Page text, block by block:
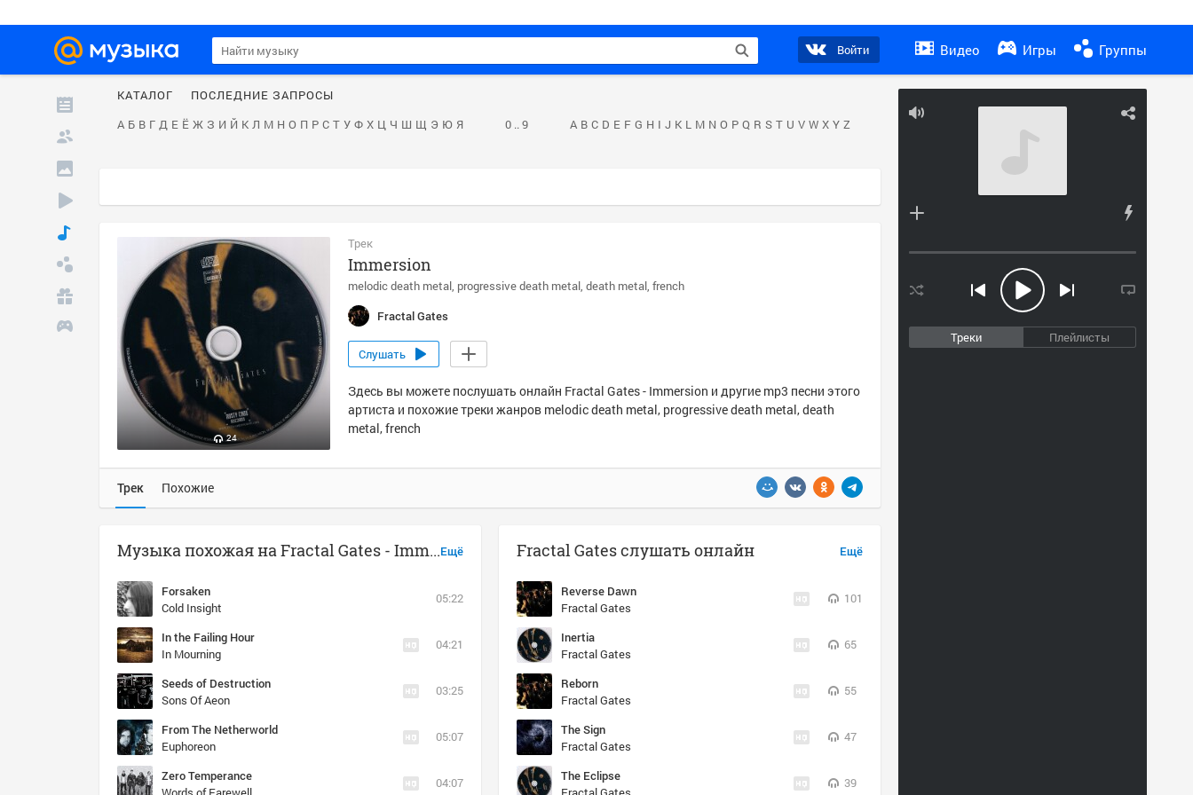
Войти Видео Игры Группы
Треки Плейлисты
КАТАЛОГ
ПОСЛЕДНИЕ ЗАПРОСЫ
А Б В Г Д Е Ё Ж З И Й К Л М Н О П Р С Т У Ф Х Ц Ч Ш Щ Э Ю Я 0 .. 9 A B C D E F G H I J K L M N O P Q R S T U V W X Y Z
24
Трек
Immersion
melodic death metal progressive death metal death metal french
Fractal Gates
Слушать
Здесь вы можете послушать онлайн Fractal Gates - Immersion и другие mp3 песни этого
артиста и похожие треки жанров melodic death metal, progressive death metal, death
metal, french
Трек Похожие
Ещё
Музыка похожая на Fractal Gates - Immersion
Forsaken
Cold Insight
05:22
In the Failing Hour
In Mourning
04:21
Seeds of Destruction
Sons Of Aeon
03:25
From The Netherworld
Euphoreon
05:07
Zero Temperance
04:07
Ещё
Fractal Gates слушать онлайн
Reverse Dawn
Fractal Gates
101
Inertia
Fractal Gates
65
Reborn
Fractal Gates
55
The Sign
Fractal Gates
47
The Eclipse
39